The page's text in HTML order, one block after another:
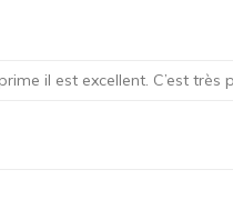
il est excellent. C’est